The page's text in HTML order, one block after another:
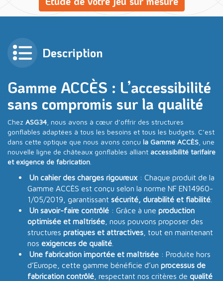
Description
Gamme ACCÈS : L’accessibilité
sans compromis sur la qualité
Chez ASG34 , nous avons à cœur d’offrir des structures
gonflables adaptées à tous les besoins et tous les budgets. C’est
dans cette optique que nous avons conçu la Gamme ACCÈS , une
nouvelle ligne de châteaux gonflables alliant accessibilité tarifaire
et exigence de fabrication
Un cahier des charges rigoureux: Chaque produit de la
Gamme ACCÈS est conçu selon la norme NF EN14960-
1/05/2019, garantissant sécurité, durabilité et fiabilité
Un savoir-faire contrôlé : Grâce à une production
optimisée et maîtrisée , nous pouvons proposer des
structures pratiques et attractives , tout en maintenant
nos exigences de qualité
Une fabrication importée et maîtrisée : Produite hors
d’Europe, cette gamme bénéficie d’un processus de
fabrication contrôlé , respectant nos critères de qualité